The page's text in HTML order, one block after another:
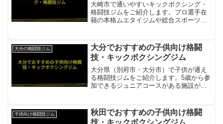
大崎市で通いやすいキックボクシング・
格闘技ジムをご紹介します。プロ選手在
籍の本格ムエタイジムや総合スポーツジ
在籍・小学生から大人まで幅広く対応項
目内容所在...
大分の格闘技ジム
大分でおすすめの子供向け格闘
技・キックボクシングジム
大分県（別府市・大分市）で子供が通え
る格闘技ジムをご紹介します。5歳から参
加できるジュニアコースがある施設があ
の基本技術習得と礼儀作法・精神面の育
成を目標と...
子供向け格闘技ジム
秋田でおすすめの子供向け格闘